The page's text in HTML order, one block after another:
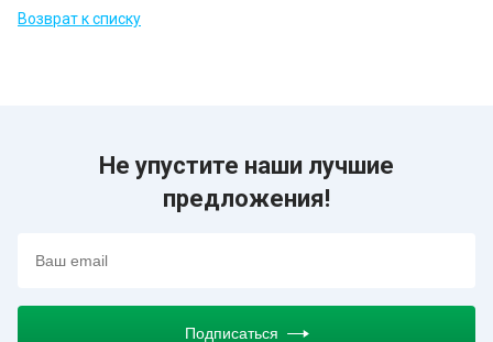
Возврат к списку
Не упустите наши лучшие
предложения!
Подписаться